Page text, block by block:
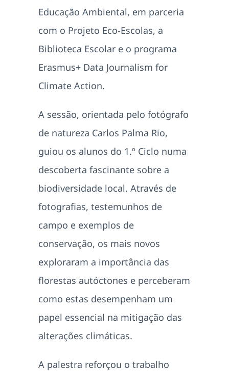
Educação Ambiental, em parceria
com o Projeto Eco-Escolas, a
Biblioteca Escolar e o programa
Erasmus+ Data Journalism for
Climate Action.
A sessão, orientada pelo fotógrafo
de natureza Carlos Palma Rio,
guiou os alunos do 1.º Ciclo numa
descoberta fascinante sobre a
biodiversidade local. Através de
fotografias, testemunhos de
campo e exemplos de
conservação, os mais novos
exploraram a importância das
florestas autóctones e perceberam
como estas desempenham um
papel essencial na mitigação das
alterações climáticas.
A palestra reforçou o trabalho